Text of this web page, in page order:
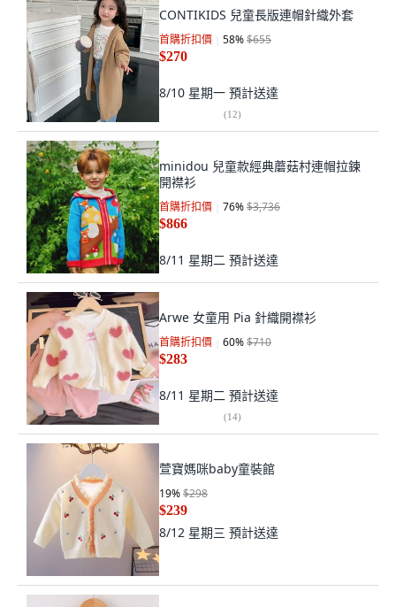
CONTIKIDS 兒童長版連帽針織外套
首購折扣價 58%$655
$270
8/10 星期一 預計送達
(12)
minidou 兒童款經典蘑菇村連帽拉鍊
開襟衫
首購折扣價 76%$3,736
$866
8/11 星期二 預計送達
Arwe 女童用 Pia 針織開襟衫
首購折扣價 60%$710
$283
8/11 星期二 預計送達
(14)
萱寶媽咪baby童裝館
19%$298
$239
8/12 星期三 預計送達